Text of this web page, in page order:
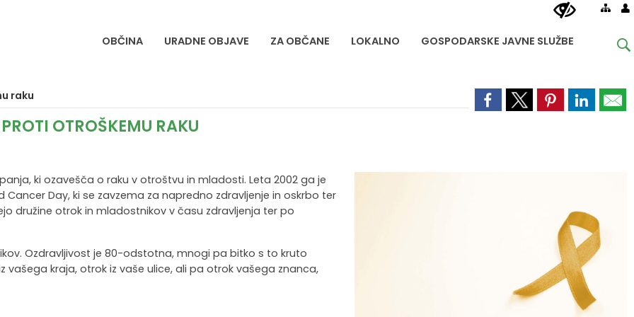
OBČINA URADNE OBJAVE ZA OBČANE LOKALNO GOSPODARSKE JAVNE SLUŽBE
raku
OTROŠKEMU RAKU
ki ozavešča o raku v otroštvu in mladosti. Leta 2002 ga je
Day, ki se zavzema za napredno zdravljenje in oskrbo ter
družine otrok in mladostnikov v času zdravljenja ter po
Ozdravljivost je 80-odstotna, mnogi pa bitko s to kruto
vašega kraja, otrok iz vaše ulice, ali pa otrok vašega znanca,